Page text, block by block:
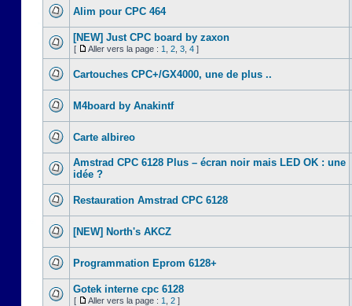
Alim pour CPC 464
[NEW] Just CPC board by zaxon
[ Aller vers la page : 1 2 3 4 ]
Cartouches CPC+/GX4000, une de plus ..
M4board by Anakintf
Carte albireo
Amstrad CPC 6128 Plus – écran noir mais LED OK : une
idée ?
Restauration Amstrad CPC 6128
[NEW] North's AKCZ
Programmation Eprom 6128+
Gotek interne cpc 6128
[ Aller vers la page : 1 2 ]